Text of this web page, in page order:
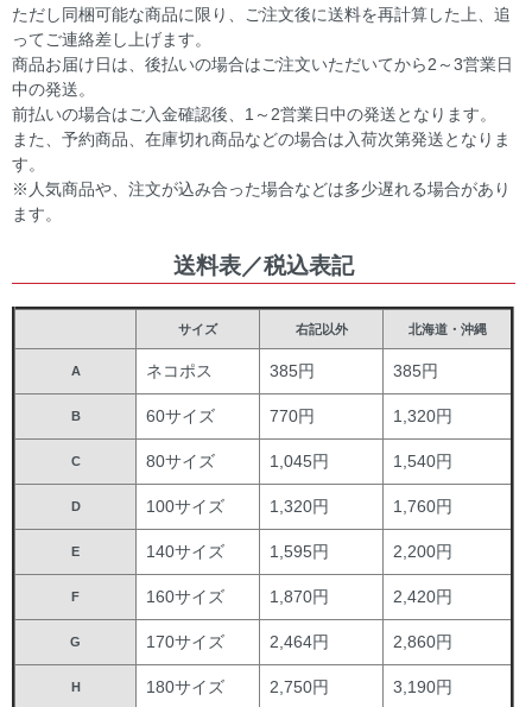
ただし同梱可能な商品に限り、ご注文後に送料を再計算した上、追
ってご連絡差し上げます。
商品お届け日は、後払いの場合はご注文いただいてから2～3営業日
中の発送。
前払いの場合はご入金確認後、1～2営業日中の発送となります。
また、予約商品、在庫切れ商品などの場合は入荷次第発送となりま
す。
※人気商品や、注文が込み合った場合などは多少遅れる場合があり
ます。
送料表／税込表記
サイズ 右記以外 北海道・沖縄
A ネコポス 385円 385円
B 60サイズ 770円 1,320円
C 80サイズ 1,045円 1,540円
D 100サイズ 1,320円 1,760円
E 140サイズ 1,595円 2,200円
F 160サイズ 1,870円 2,420円
G 170サイズ 2,464円 2,860円
H 180サイズ 2,750円 3,190円